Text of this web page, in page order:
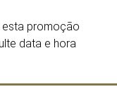
esta promoção
data e hora